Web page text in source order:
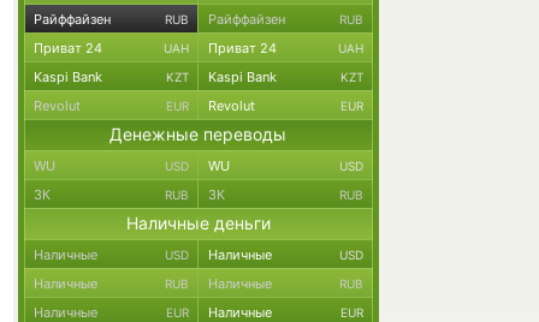
Райффайзен RUB Райффайзен RUB
Приват 24 UAH Приват 24 UAH
Kaspi Bank KZT Kaspi Bank KZT
Revolut EUR Revolut EUR
Денежные переводы
WU USD WU USD
ЗК RUB ЗК RUB
Наличные деньги
Наличные USD Наличные USD
Наличные RUB Наличные RUB
Наличные EUR Наличные EUR